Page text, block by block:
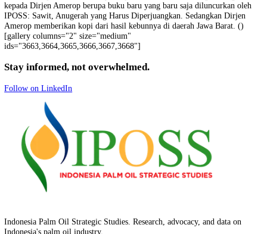
Indonesia, pada waktunya nanti. Sebagai informasi, markas besar
berada di Montreal, Quebec, Kanada. POME merupakan limbah hasil
produksi minyak sawit yang mengandung air, minyak dan suspensi
Dengan asumsi kandungan minyak POME sebesar 1,5%-5,0% CPO
menjadikan refined POME sebesar 0,75 juta ton – 2,5 juta ton per
energi terbarukan, bahan baku pupuk organik dan bahan baku pakan
Sebelum berpisah, Dewas Sofyan Djalil memberikan kenang-
kepada Dirjen Amerop berupa buku baru yang baru saja diluncurkan
IPOSS: Sawit, Anugerah yang Harus Diperjuangkan. Sedangkan
Amerop memberikan kopi dari hasil kebunnya di daerah Jawa Barat.
[gallery columns="2" size="medium"
ids="3663,3664,3665,3666,3667,3668"]
Stay informed, not overwhelmed.